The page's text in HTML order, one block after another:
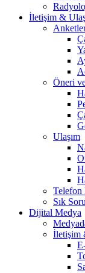
İletişim &
Öneri
Ulaşım
Telefon
Sık
Dijital Medya
İletişim